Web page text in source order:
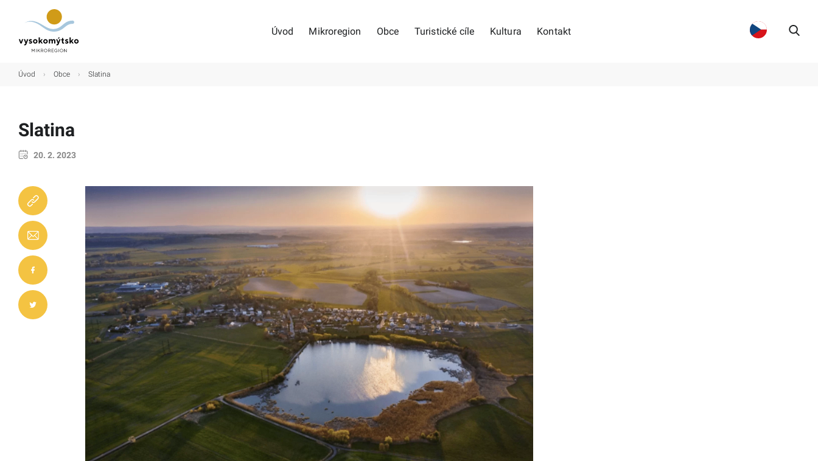
Úvod Mikroregion Obce Turistické cíle Kultura Kontakt
Úvod › Obce › Slatina
Slatina
20. 2. 2023
Turistické cíle
Kultura
Kontakt